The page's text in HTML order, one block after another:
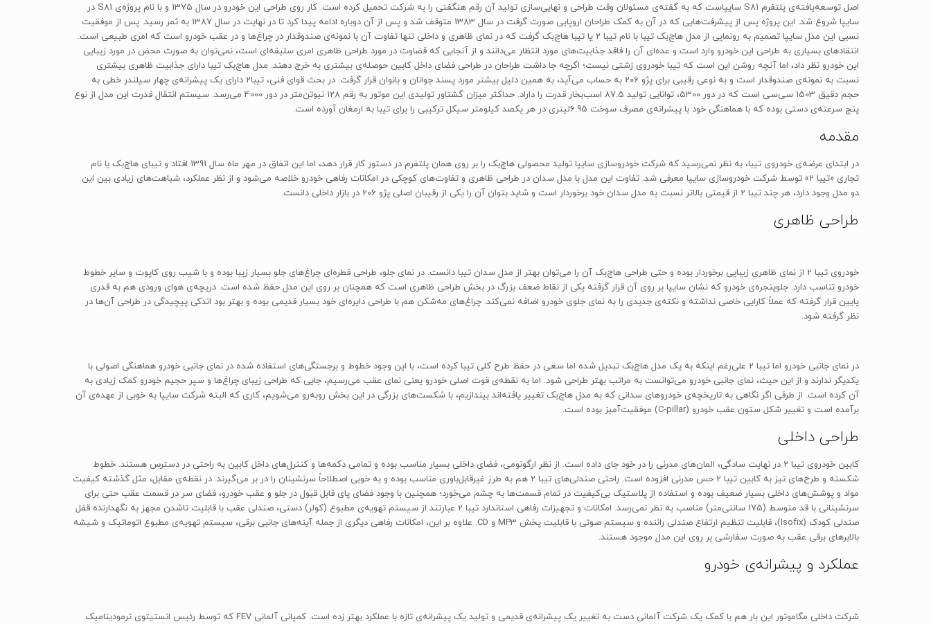
اصل توسعه‌یافته‌ی پلتفرم‌ S81‌ سایپاست که به گفته‌ی مسئولان وقت طراحی و نهایی‌سازی تولید آن رقم هنگفتی را به شرکت تحمیل کرده است. کار روی طراحی این خودرو در سال 1375 و با نام پروژه‌ی S81 در
سایپا شروع شد. این پروژه پس از پیشرفت‌هایی که در آن به کمک طراحان اروپایی صورت گرفت در سال 1383 متوقف شد و پس از آن دوباره ادامه پیدا کرد تا در نهایت در سال 1387 به ثمر رسید. پس از موفقیت
نسبی این مدل سایپا تصمیم به رونمایی از مدل هاچ‌بک تیبا با نام تیبا 2 یا تیبا هاچ‌بک گرفت که در نمای ظاهری و داخلی تنها تفاوت آن با نمونه‌ی صندوقدار در چراغ‌ها و در عقب خودرو است که امری طبیعی است.
انتقادهای بسیاری به طراحی این خودرو وارد است و عده‌ای آن را فاقد جذابیت‌های مورد انتظار می‌دانند و از آنجایی که قضاوت در مورد طراحی ظاهری امری سلیقه‌ای است، نمی‌توان به صورت محض در مورد زیبایی
این خودرو نظر داد، اما آنچه روشن این است که تیبا خودروی زشتی نیست؛ اگرچه جا داشت طراحان در طراحی فضای داخل کابین حوصله‌ی بیشتری به خرج دهند. مدل هاچ‌بک تیبا دارای جذابیت ظاهری بیشتری
نسبت به نمونه‌ی صندوقدار است و به نوعی رقیبی برای پژو 206 به حساب می‌آید، به همین دلیل بیشتر مورد پسند جوانان و بانوان قرار گرفت. در بحث قوای فنی، تیبا2 دارای یک پیشرانه‌ی چهار سیلندر خطی به
حجم دقیق 1503 سی‌سی است که در دور 5300‌، توانایی تولید 87.5 اسب‌بخار قدرت را داراد. حداکثر میزان گشتاور تولیدی این موتور به رقم 128 نیوتن‌متر در دور 4000 می‌رسد. سیستم انتقال قدرت این مدل از نوع
پنج سرعته‌ی دستی بوده که با هماهنگی خود با پیشرانه‌ی مصرف سوخت 6.95‌لیتری در هر یکصد کیلومتر سیکل ترکیبی را برای تیبا به ارمغان آورده است.
مقدمه
در ابتدای عرضه‌ی خودروی تیبا، به نظر نمی‌رسید که شرکت خودروسازی سایپا تولید محصولی هاچ‌بک را بر روی همان پلتفرم در دستور کار قرار دهد، اما این اتفاق در مهر ماه سال 1391 افتاد و تیبای هاچ‌بک با نام
تجاری «تیبا 2» توسط شرکت خودروسازی سایپا معرفی شد. تفاوت این مدل با مدل سدان در طراحی ظاهری و تفاوت‌های کوچکی در امکانات رفاهی خودرو خلاصه می‌شود و از نظر عملکرد، شباهت‌های زیادی بین این
دو مدل وجود دارد، هر چند تیبا 2 از قیمتی بالاتر نسبت به مدل سدان خود برخوردار است و شاید بتوان آن را یکی از رقیبان اصلی پژو 206 در بازار داخلی دانست.
طراحی ظاهری
خودروی تیبا 2 از نمای ظاهری زیبایی برخوردار بوده و حتی طراحی هاچ‌بک آن را می‌توان بهتر از مدل سدان تیبا دانست. در نمای جلو، طراحی قطره‌ای چراغ‌های جلو بسیار زیبا بوده و با شیب روی کاپوت و سایر خطوط
خودرو تناسب دارد. جلوپنجره‌ی خودرو که نشان سایپا بر روی آن قرار گرفته یکی از نقاط ضعف بزرگ در بخش طراحی ظاهری است که همچنان بر روی این مدل حفظ شده است. دریچه‌ی هوای ورودی هم به قدری
پایین قرار گرفته که عملاً کارایی خاصی نداشته و نکته‌ی جدیدی را به نمای جلوی خودرو اضافه نمی‌کند. چراغ‌های مه‌شکن هم با طراحی دایره‌ای خود بسیار قدیمی بوده و بهتر بود اندکی پیچیدگی در طراحی آن‌ها در
نظر گرفته شود.
در نمای جانبی خودرو اما تیبا 2 علی‌رغم اینکه به یک مدل هاچ‌بک تبدیل شده اما سعی در حفظ طرح کلی تیبا کرده است، با این وجود خطوط و برجستگی‌های استفاده شده در نمای جانبی خودرو هماهنگی اصولی با
یکدیگر ندارند و از این حیث، نمای جانبی خودرو می‌توانست به مراتب بهتر طراحی شود. اما به نقطه‌ی قوت اصلی خودرو یعنی نمای عقب می‌رسیم، جایی که طراحی زیبای چراغ‌ها و سپر حجیم خودرو کمک زیادی به
آن کرده است. از طرفی اگر نگاهی به تاریخچه‌ی خودروهای سدانی که به مدل هاچ‌بک تغییر یافته‌اند بیندازیم، با شکست‌های بزرگی در این بخش روبه‌رو می‌شویم، کاری که البته شرکت سایپا به خوبی از عهده‌ی آن
برآمده است و تغییر شکل ستون عقب خودرو (C-pillar) موفقیت‌آمیز بوده است.
طراحی داخلی
کابین خودروی تیبا 2 در نهایت سادگی، المان‌های مدرنی را در خود جای داده است. از نظر ارگونومی، فضای داخلی بسیار مناسب بوده و تمامی دکمه‌ها و کنترل‌های داخل کابین به راحتی در دسترس هستند. خطوط
شکسته و طرح‌های تیز به کابین تیبا 2 حس مدرنی افزوده است. راحتی صندلی‌های تیبا 2 هم به طرز غیرقابل‌باوری مناسب بوده و به خوبی اصطلاحاً سرنشینان را در بر می‌گیرند. در نقطه‌ی مقابل، مثل گذشته کیفیت
مواد و پوشش‌های داخلی بسیار ضعیف بوده و استفاده از پلاستیک بی‌کیفیت در تمام قسمت‌ها به چشم می‌خورد؛ همچنین با وجود فضای پای قابل قبول در جلو و عقب خودرو، فضای سر در قسمت عقب حتی برای
سرنشینانی با قد متوسط (175 سانتی‌متر) مناسب به نظر نمی‌رسد. امکانات و تجهیزات رفاهی استاندارد تیبا 2 عبارتند از سیستم تهویه‌ی مطبوع (کولر) دستی، صندلی عقب با قابلیت تاشدن مجهز به نگهدارنده قفل
صندلی کودک (Isofix)، قابلیت تنظیم ارتفاع صندلی راننده و سیستم صوتی با قابلیت پخش MP3 و CD. علاوه بر این، امکانات رفاهی دیگری از جمله آینه‌های جانبی برقی، سیستم تهویه‌ی مطبوع اتوماتیک و شیشه
بالابرهای برقی عقب به صورت سفارشی بر روی این مدل موجود هستند.
عملکرد و پیشرانه‌ی خودرو
شرکت داخلی مگاموتور این بار هم با کمک یک شرکت آلمانی دست به تغییر یک پیشرانه‌ی قدیمی و تولید یک پیشرانه‌ی تازه با عملکرد بهتر زده است. کمپانی آلمانی FEV که توسط رئیس انستیتوی ترمودینامیک